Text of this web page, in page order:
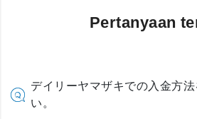
Pertanyaan
デイリーヤマザキでの入金方
い。